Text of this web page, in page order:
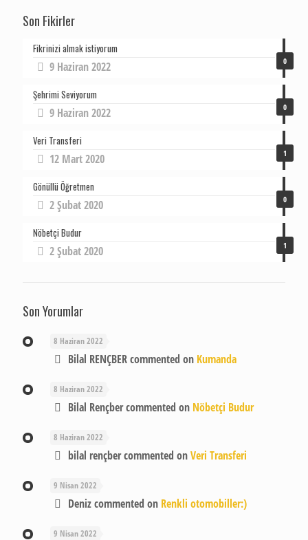
Son Fikirler
0
Fikrinizi almak istiyorum
9 Haziran 2022
0
Şehrimi Seviyorum
9 Haziran 2022
1
Veri Transferi
12 Mart 2020
0
Gönüllü Öğretmen
2 Şubat 2020
1
Nöbetçi Budur
2 Şubat 2020
Son Yorumlar
8 Haziran 2022
Bilal RENÇBERcommented on Kumanda
8 Haziran 2022
Bilal Rençbercommented on Nöbetçi Budur
8 Haziran 2022
bilal rençbercommented onVeri Transferi
9 Nisan 2022
Denizcommented on Renkli otomobiller:)
9 Nisan 2022